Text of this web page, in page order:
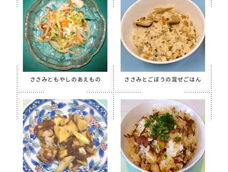
すだちゼリー
ブルーベリーゼリーCFE
北海道シュレッドチーズ
給食用 毎日骨太 MBP® ベビーチーズ
クラスメイト
うの花コロッケ（ひじき入り）
スクールチーズフォンデュサンドコロッケ
白花豆コロッケ
全学栄 かぼちゃチーズフライ
【只今休売中】全学栄 黒豆さつま
ささみともやしのあえもの ささみとごぼうの混ぜごはん